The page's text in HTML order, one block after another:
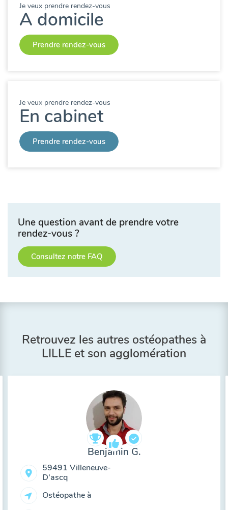
Je veux prendre rendez-vous
A domicile
Prendre rendez-vous
Je veux prendre rendez-vous
En cabinet
Prendre rendez-vous
Une question avant de prendre votre
rendez-vous ?
Consultez notre FAQ
Retrouvez les autres ostéopathes à
LILLE et son agglomération
Benjamin G.
59491 Villeneuve-
D'ascq
Ostéopathe à